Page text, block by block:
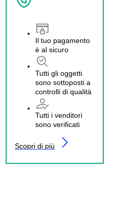
Il tuo pagamento
è al sicuro
Tutti gli oggetti
sono sottoposti a
controlli di qualità
Tutti i venditori
sono verificati
Scopri di più